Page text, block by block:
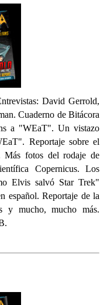
David Gerrold,
Cuaderno de Bitácora
a "WEaT". Un vistazo
Reportaje sobre el
fotos del rodaje de
Copernicus. Los
Elvis salvó Star Trek"
español. Reportaje de la
y mucho, mucho más.